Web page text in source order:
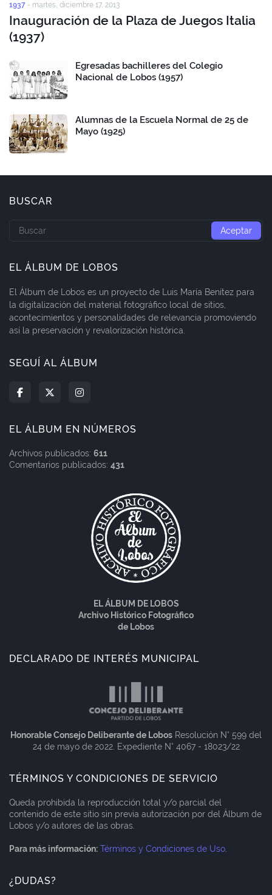
1937 - martes, diciembre 17, 2013
Inauguración de la Plaza de Juegos Italia
(1937)
Egresadas bachilleres del Colegio
Nacional de Lobos (1957)
Alumnas de la Escuela Normal de 25 de
Mayo (1925)
BUSCAR
EL ÁLBUM DE LOBOS
El Álbum de Lobos es un proyecto de Luis María Benítez para
la digitalización del material fotográfico local de sitios,
acontecimientos y personalidades de relevancia promoviendo
así la preservación y revalorización histórica.
SEGUÍ AL ÁLBUM
EL ÁLBUM EN NÚMEROS
Archivos publicados: 611
Comentarios publicados: 431
EL ÁLBUM DE LOBOS
Archivo Histórico Fotográfico
de Lobos
DECLARADO DE INTERÉS MUNICIPAL
Honorable Consejo Deliberante de Lobos Resolución N° 599 del
24 de mayo de 2022. Expediente N° 4067 - 18023/22
TÉRMINOS Y CONDICIONES DE SERVICIO
Queda prohibida la reproducción total y/o parcial del
contenido de este sitio sin previa autorización por del Álbum de
Lobos y/o autores de las obras.
Para más información: Términos y Condiciones de Uso
¿DUDAS?